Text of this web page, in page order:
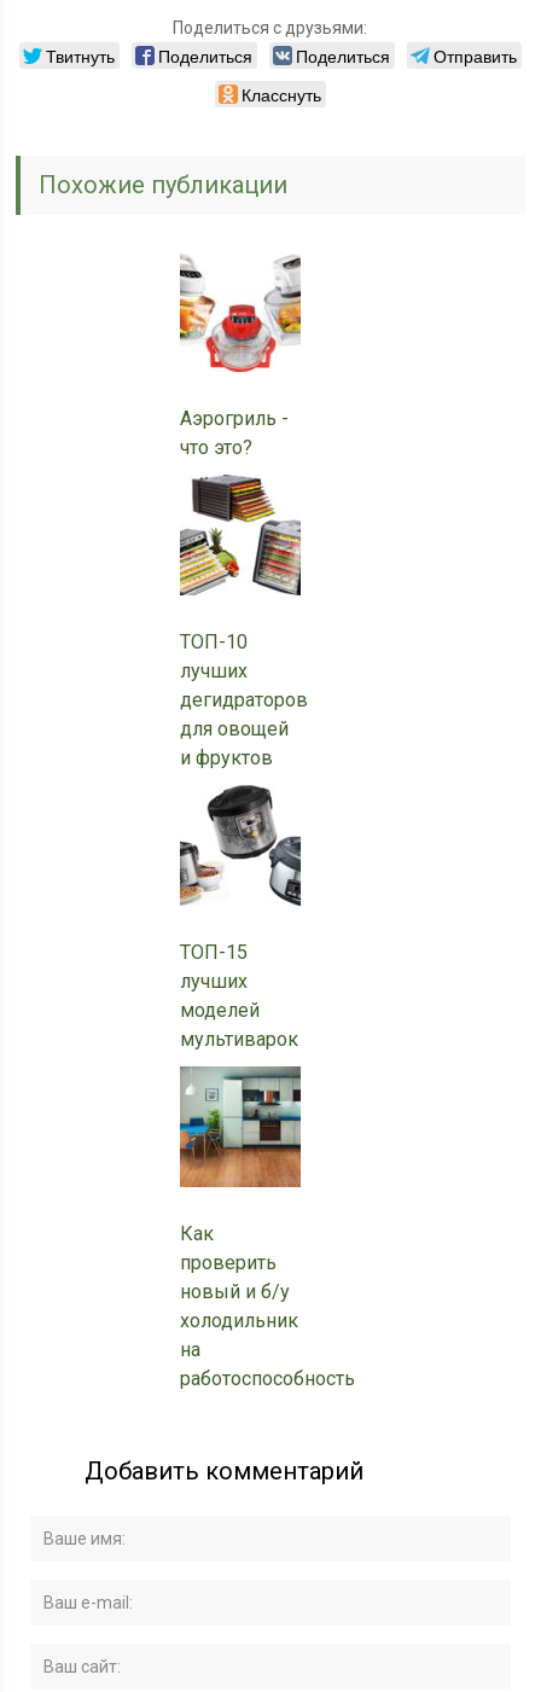
Поделиться с друзьями:
Твитнуть Поделиться Поделиться
Отправить
Класснуть
Похожие публикации
Аэрогриль -
что это?
ТОП-10
лучших
дегидраторов
для овощей
и фруктов
ТОП-15
лучших
моделей
мультиварок
Как
проверить
новый и б/у
холодильник
на
работоспособность
Добавить комментарий